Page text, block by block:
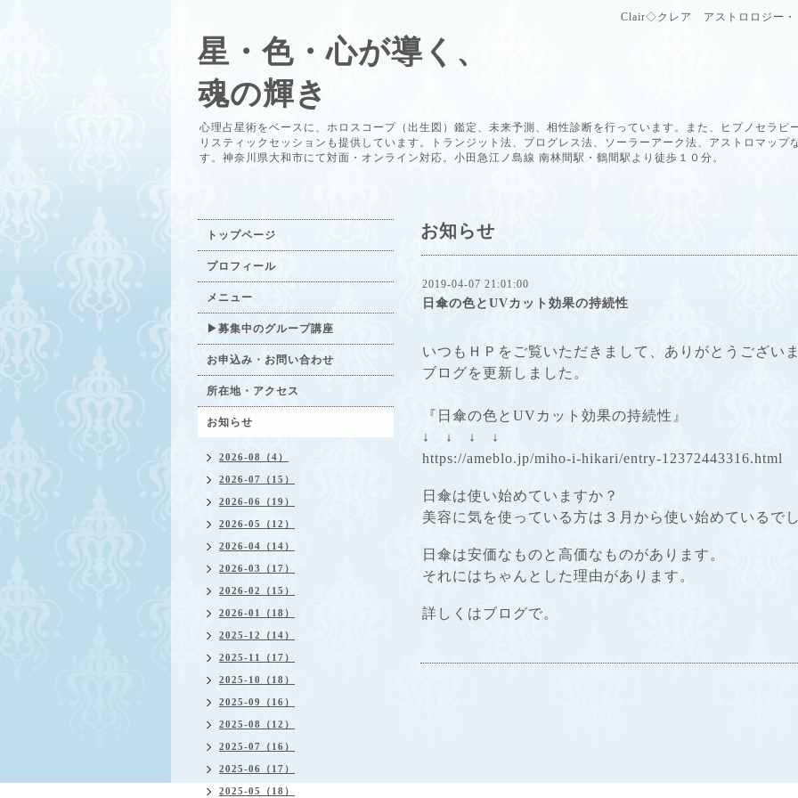
Clair◇クレア アストロロジー・
星・色・心が導く、
魂の輝き
心理占星術をベースに、ホロスコープ（出生図）鑑定、未来予測、相性診断を行っています。また、ヒプノセラピ
リスティックセッションも提供しています。トランジット法、プログレス法、ソーラーアーク法、アストロマップ
す。神奈川県大和市にて対面・オンライン対応。小田急江ノ島線 南林間駅・鶴間駅より徒歩１０分。
お知らせ
2019-04-07 21:01:00
日傘の色とUVカット効果の持続性
いつもＨＰをご覧いただきまして、ありがとうござい
ブログを更新しました。
『日傘の色とUVカット効果の持続性』
↓ ↓ ↓ ↓
https://ameblo.jp/miho-i-hikari/entry-12372443316.html
日傘は使い始めていますか？
美容に気を使っている方は３月から使い始めているで
日傘は安価なものと高価なものがあります。
それにはちゃんとした理由があります。
詳しくはブログで。
トップページ
プロフィール
メニュー
▶募集中のグループ講座
お申込み・お問い合わせ
所在地・アクセス
お知らせ
2026-08（4）
2026-07（15）
2026-06（19）
2026-05（12）
2026-04（14）
2026-03（17）
2026-02（15）
2026-01（18）
2025-12（14）
2025-11（17）
2025-10（18）
2025-09（16）
2025-08（12）
2025-07（16）
2025-06（17）
2025-05（18）